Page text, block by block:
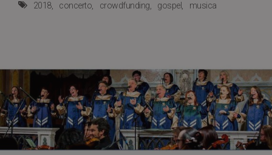
2018 concerto crowdfunding gospel musica